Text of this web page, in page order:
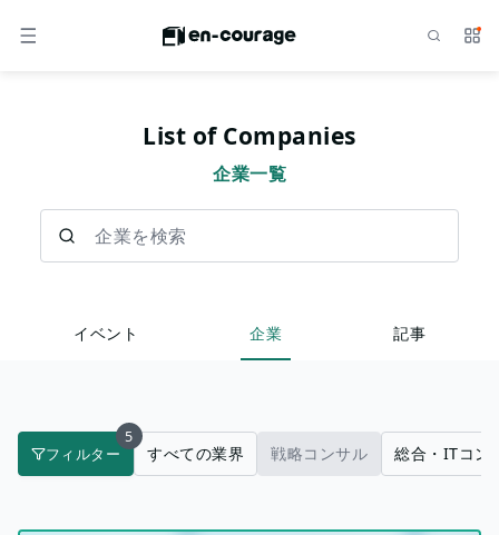
メニュー サ
List of Companies
企業一覧
イベント 企業 記事
フィルター
5
すべての業界 戦略コンサル 総合・ITコン